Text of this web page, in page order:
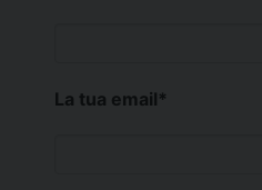
La tua email*